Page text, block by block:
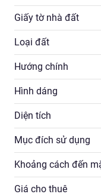
Giấy tờ nhà đất
Loại đất
Hướng chính
Hình dáng
Diện tích
Mục đích sử dụng
Khoảng cách đến
Giá cho thuê